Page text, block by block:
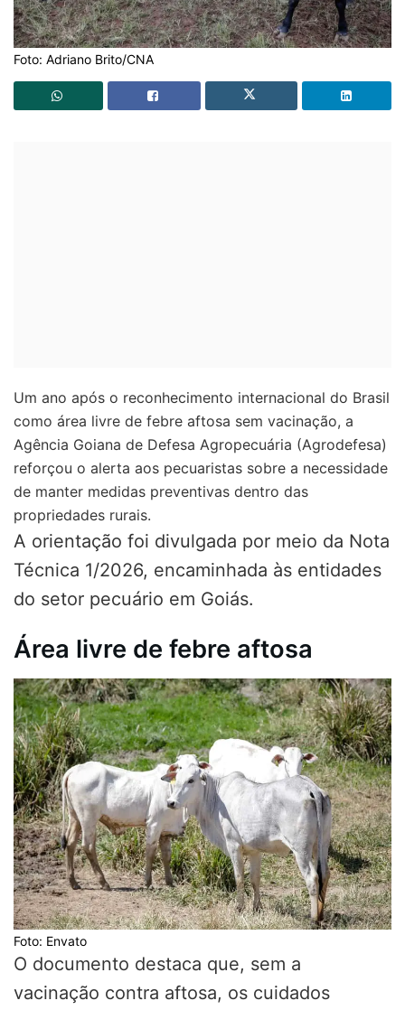
Foto: Adriano Brito/CNA
Um ano após o reconhecimento internacional do Brasil
como área livre de febre aftosa sem vacinação, a
Agência Goiana de Defesa Agropecuária (Agrodefesa)
reforçou o alerta aos pecuaristas sobre a necessidade
de manter medidas preventivas dentro das
propriedades rurais.
A orientação foi divulgada por meio da Nota
Técnica 1/2026, encaminhada às entidades
do setor pecuário em Goiás.
Área livre de febre aftosa
Foto: Envato
O documento destaca que, sem a
vacinação contra aftosa, os cuidados